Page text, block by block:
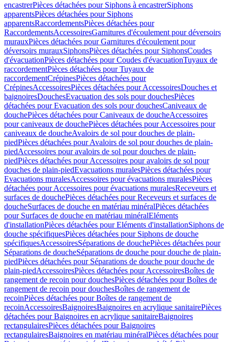
encastrerPièces détachées pour Siphons à encastrerSiphons
apparentsPièces détachées pour Siphons
apparentsRaccordementsPièces détachées pour
RaccordementsAccessoiresGarnitures d'écoulement pour déversoirs
murauxPièces détachées pour Garnitures d'écoulement pour
déversoirs murauxSiphonsPièces détachées pour SiphonsCoudes
d'évacuationPièces détachées pour Coudes d'évacuationTuyaux de
raccordementPièces détachées pour Tuyaux de
raccordementCrépinesPièces détachées pour
CrépinesAccessoiresPièces détachées pour AccessoiresDouches et
baignoiresDouchesEvacuation des sols pour douchesPièces
détachées pour Evacuation des sols pour douchesCaniveaux de
douchePièces détachées pour Caniveaux de doucheAccessoires
pour caniveaux de douchePièces détachées pour Accessoires pour
caniveaux de doucheAvaloirs de sol pour douches de plain-
piedPièces détachées pour Avaloirs de sol pour douches de plain-
piedAccessoires pour avaloirs de sol pour douches de plain-
piedPièces détachées pour Accessoires pour avaloirs de sol pour
douches de plain-piedEvacuations muralesPièces détachées pour
Evacuations muralesAccessoires pour évacuations muralesPièces
détachées pour Accessoires pour évacuations muralesReceveurs et
surfaces de douchePièces détachées pour Receveurs et surfaces de
doucheSurfaces de douche en matériau minéralPièces détachées
pour Surfaces de douche en matériau minéralEléments
d'installationPièces détachées pour Eléments d'installationSiphons de
douche spécifiquesPièces détachées pour Siphons de douche
spécifiquesAccessoiresSéparations de douchePièces détachées pour
Séparations de doucheSéparations de douche pour douche de plain-
piedPièces détachées pour Séparations de douche pour douche de
plain-piedAccessoiresPièces détachées pour AccessoiresBoîtes de
rangement de recoin pour douchesPièces détachées pour Boîtes de
rangement de recoin pour douchesBoîtes de rangement de
recoinPièces détachées pour Boîtes de rangement de
recoinAccessoiresBaignoiresBaignoires en acrylique sanitairePièces
détachées pour Baignoires en acrylique sanitaireBaignoires
rectangulairesPièces détachées pour Baignoires
rectangulairesBaignoires en matériau minéralPièces détachées pour